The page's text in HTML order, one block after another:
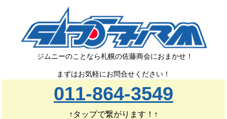
ジムニーのことなら札幌の佐藤商会におまかせ！
まずはお気軽にお問合せください！
011-864-3549
↑タップで繋がります！↑